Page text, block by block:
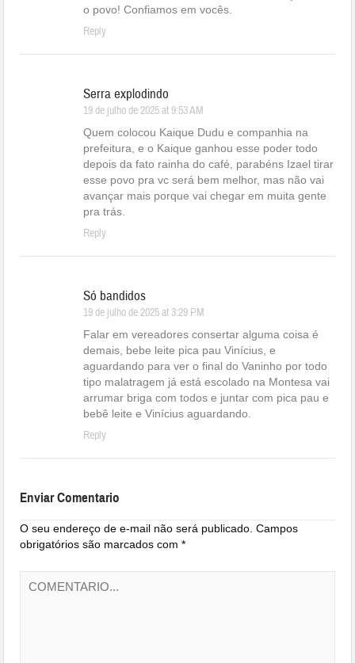
o povo! Confiamos em vocês.
Reply
Serra explodindo
19 de julho de 2025 at 9:53 AM
Quem colocou Kaique Dudu e companhia na
prefeitura, e o Kaique ganhou esse poder todo
depois da fato rainha do café, parabéns Izael tirar
esse povo pra vc será bem melhor, mas não vai
avançar mais porque vai chegar em muita gente
pra trás.
Reply
Só bandidos
19 de julho de 2025 at 3:29 PM
Falar em vereadores consertar alguma coisa é
demais, bebe leite pica pau Vinícius, e
aguardando para ver o final do Vaninho por todo
tipo malatragem já está escolado na Montesa vai
arrumar briga com todos e juntar com pica pau e
bebê leite e Vinícius aguardando.
Reply
Enviar Comentario
O seu endereço de e-mail não será publicado. Campos
obrigatórios são marcados com*